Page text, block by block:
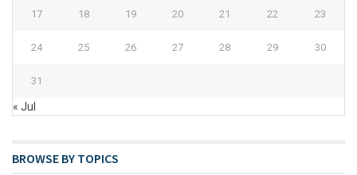
17 18 19 20 21 22 23
24 25 26 27 28 29 30
31
« Jul
BROWSE BY TOPICS